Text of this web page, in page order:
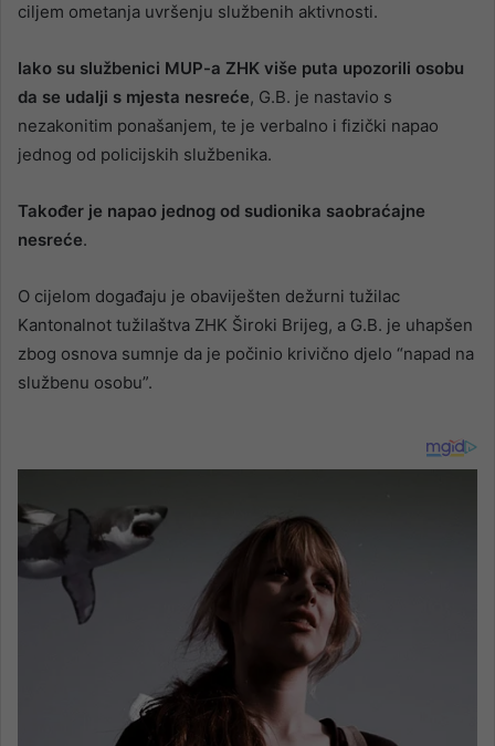
ciljem ometanja uvršenju službenih aktivnosti.
Iako su službenici MUP-a ZHK više puta upozorili osobu
da se udalji s mjesta nesreće, G.B. je nastavio s
nezakonitim ponašanjem, te je verbalno i fizički napao
jednog od policijskih službenika.
Također je napao jednog od sudionika saobraćajne
nesreće.
O cijelom događaju je obaviješten dežurni tužilac
Kantonalnot tužilaštva ZHK Široki Brijeg, a G.B. je uhapšen
zbog osnova sumnje da je počinio krivično djelo “napad na
službenu osobu”.